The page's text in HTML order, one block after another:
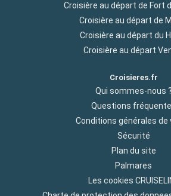
Croisière au départ de Fort
Croisière au départ de
Croisière au départ du
Croisière au départ
Croisieres.fr
Qui sommes-nous ?
Questions
Conditions générales de
Sécurité
Plan du site
Palmares
Les cookies